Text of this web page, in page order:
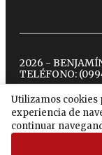
Utilizamos cookies
experiencia de
continuar
2026 -
TELÉFONO:
twitter